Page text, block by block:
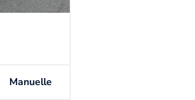
Manuelle